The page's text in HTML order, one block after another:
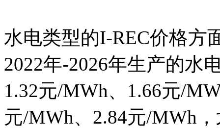
水电类型的I-REC价格方
2022年-2026年生产的水
1.32元/MWh、1.66元/
元/MWh、2.84元/MWh